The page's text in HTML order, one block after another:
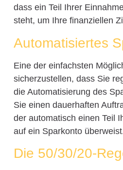
dass ein Teil Ihrer
steht, um Ihre finanziellen
Automatisiertes
Eine der einfachsten
sicherzustellen, dass Sie
die Automatisierung des
Sie einen dauerhaften
der automatisch einen Teil
auf ein Sparkonto
Die 50/30/20-